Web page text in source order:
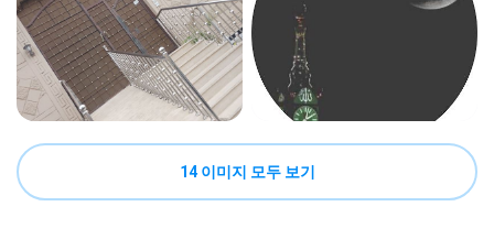
14 이미지 모두 보기